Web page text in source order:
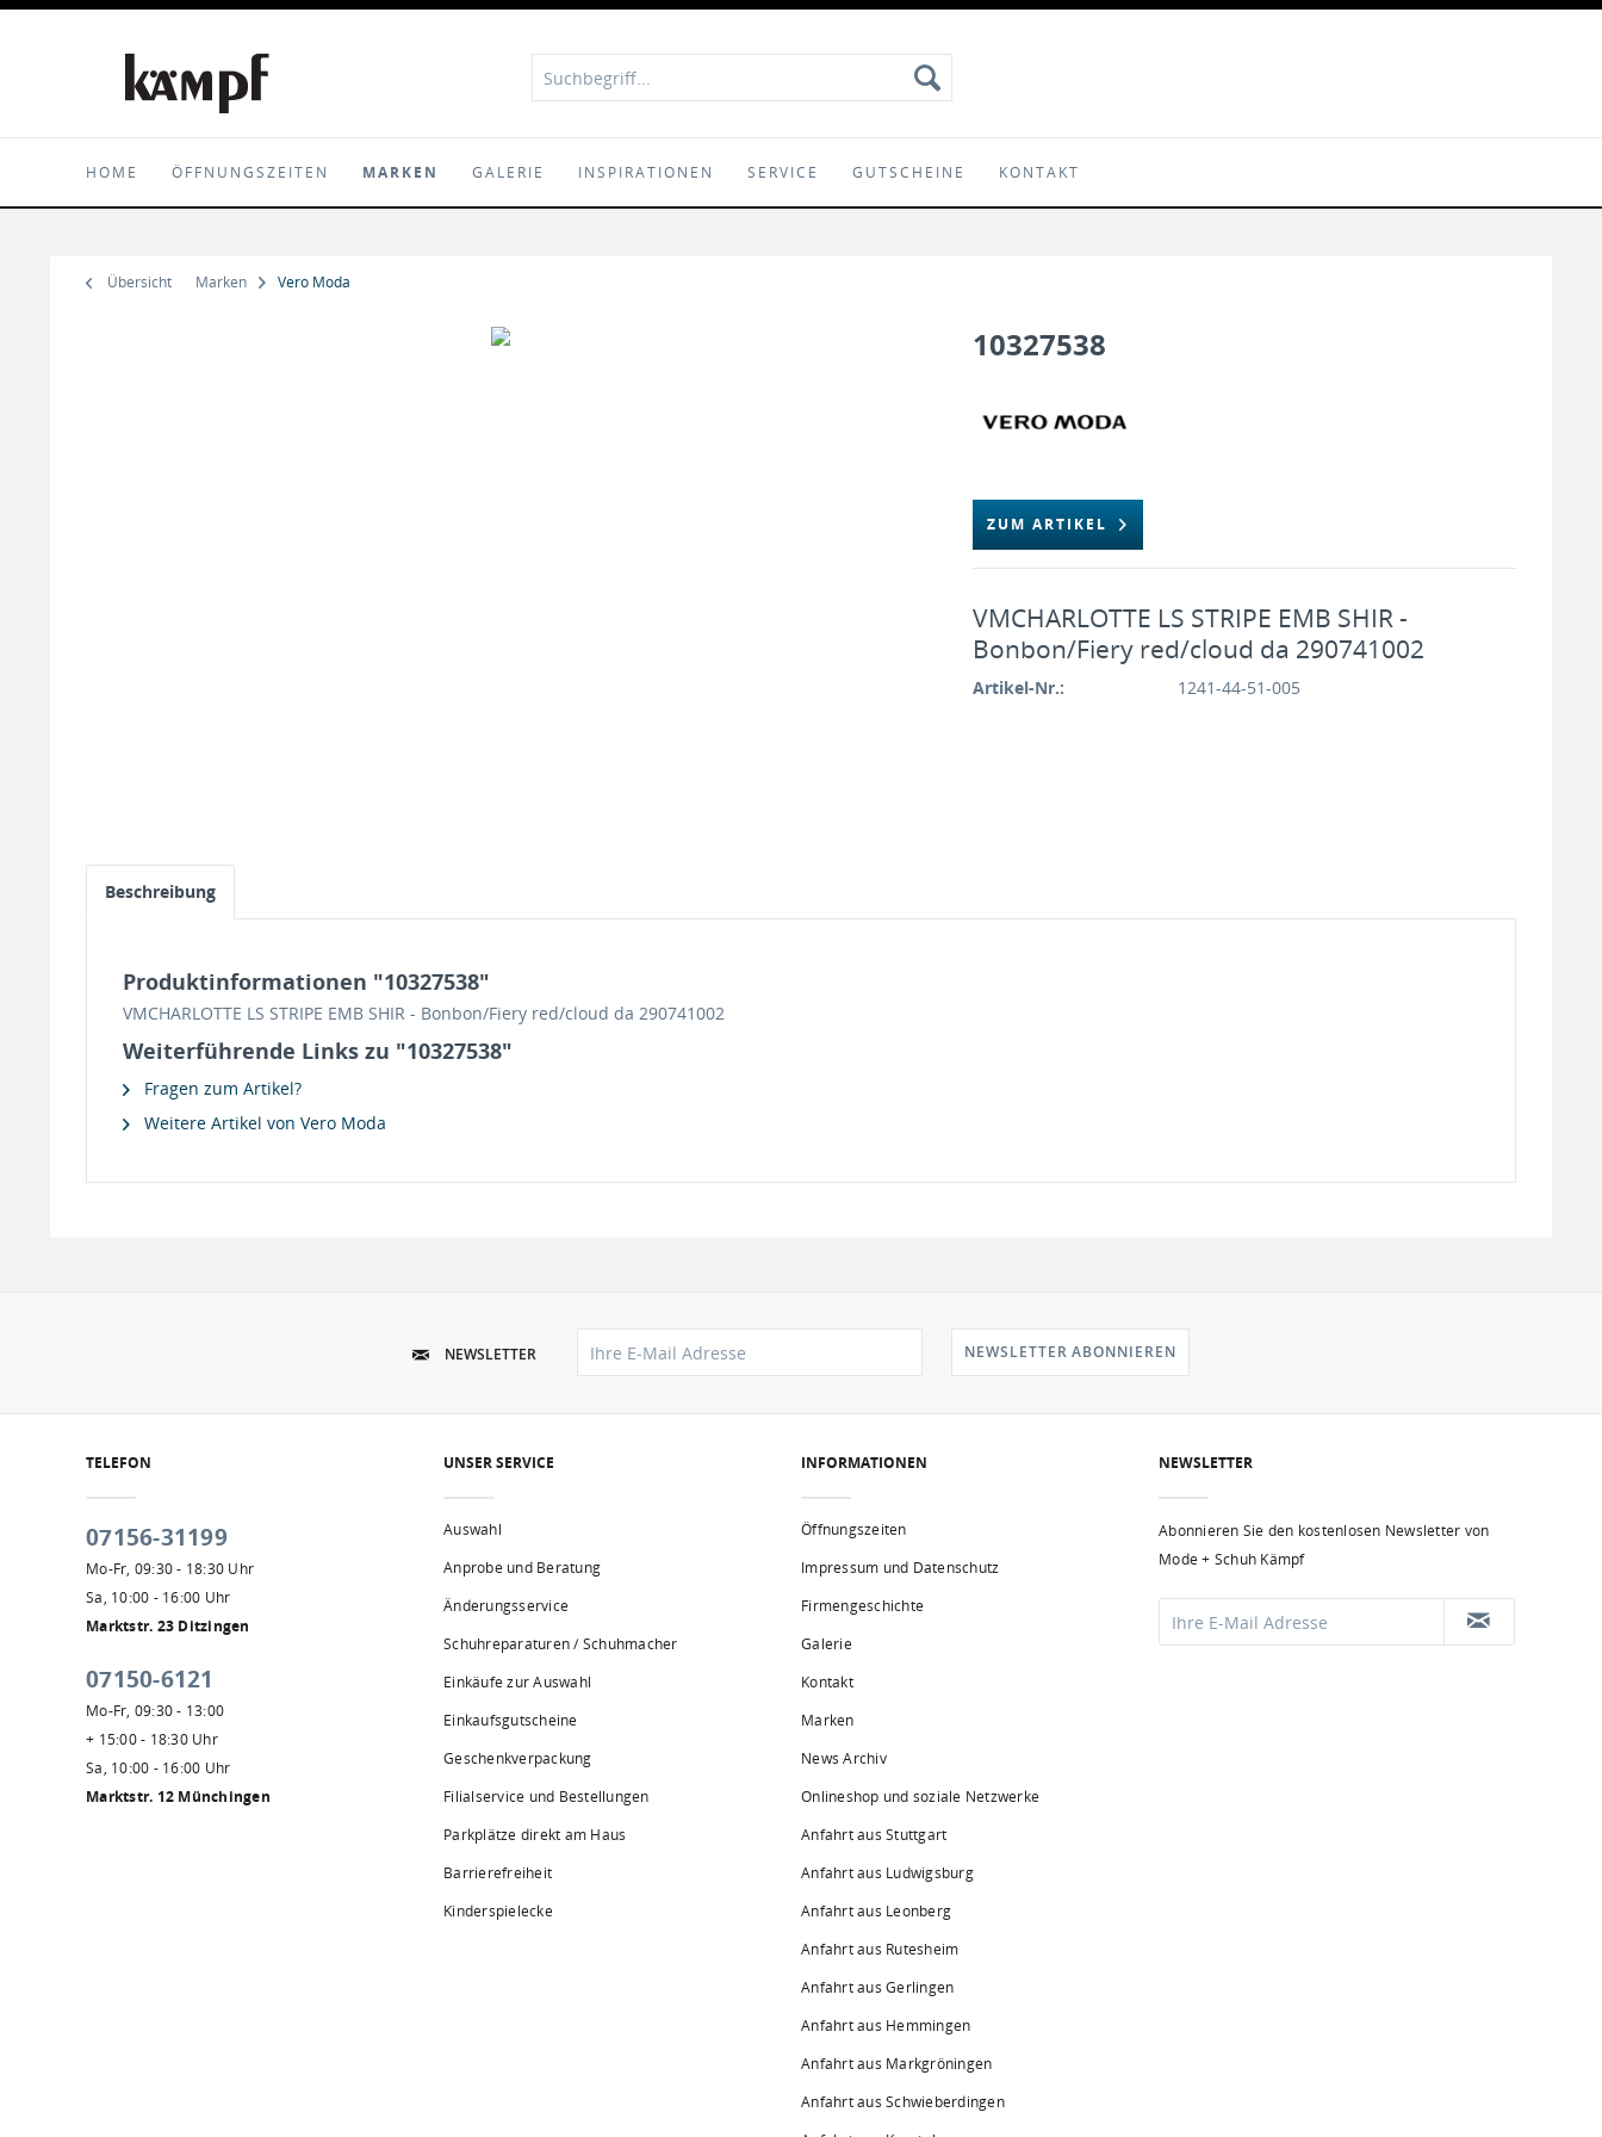
HOME ÖFFNUNGSZEITEN MARKEN GALERIE INSPIRATIONEN SERVICE GUTSCHEINE KONTAKT
Übersicht Marken Vero Moda
10327538
ZUM ARTIKEL
VMCHARLOTTE LS STRIPE EMB SHIR -
Bonbon/Fiery red/cloud da 290741002
Artikel-Nr.: 1241-44-51-005
Beschreibung
Produktinformationen "10327538"
VMCHARLOTTE LS STRIPE EMB SHIR - Bonbon/Fiery red/cloud da 290741002
Weiterführende Links zu "10327538"
Fragen zum Artikel?
Weitere Artikel von Vero Moda
NEWSLETTER NEWSLETTER ABONNIEREN
TELEFON
07156-31199
Mo-Fr, 09:30 - 18:30 Uhr
Sa, 10:00 - 16:00 Uhr
Marktstr. 23 Ditzingen
07150-6121
Mo-Fr, 09:30 - 13:00
+ 15:00 - 18:30 Uhr
Sa, 10:00 - 16:00 Uhr
Marktstr. 12 Münchingen
UNSER SERVICE
Auswahl
Anprobe und Beratung
Änderungsservice
Schuhreparaturen / Schuhmacher
Einkäufe zur Auswahl
Einkaufsgutscheine
Geschenkverpackung
Filialservice und Bestellungen
Parkplätze direkt am Haus
Barrierefreiheit
Kinderspielecke
INFORMATIONEN
Öffnungszeiten
Impressum und Datenschutz
Firmengeschichte
Galerie
Kontakt
Marken
News Archiv
Onlineshop und soziale Netzwerke
Anfahrt aus Stuttgart
Anfahrt aus Ludwigsburg
Anfahrt aus Leonberg
Anfahrt aus Rutesheim
Anfahrt aus Gerlingen
Anfahrt aus Hemmingen
Anfahrt aus Markgröningen
Anfahrt aus Schwieberdingen
NEWSLETTER
Abonnieren Sie den kostenlosen Newsletter von
Mode + Schuh Kämpf